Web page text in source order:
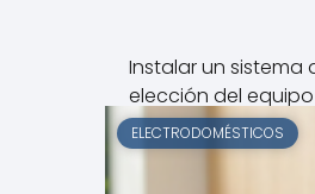
Instalar un
elección del
ELECTRODOMÉSTICOS